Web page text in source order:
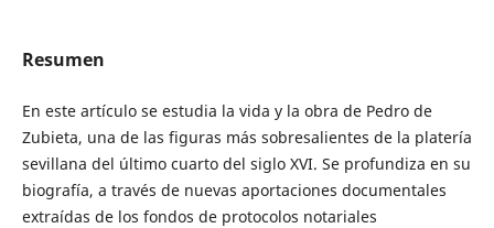
Resumen
En este artículo se estudia la vida y la obra de Pedro de
Zubieta, una de las figuras más sobresalientes de la platería
sevillana del último cuarto del siglo XVI. Se profundiza en su
biografía, a través de nuevas aportaciones documentales
extraídas de los fondos de protocolos notariales